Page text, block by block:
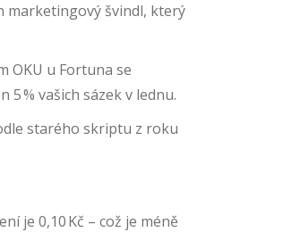
marketingový švindl, který
OKU u Fortuna se
5 % vašich sázek v lednu.
starého skriptu z roku
je 0,10 Kč – což je méně